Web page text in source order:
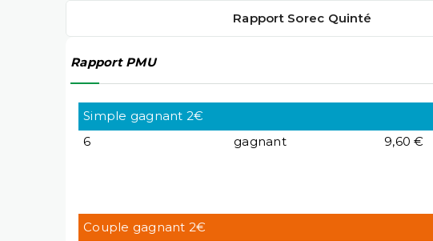
Rapport Sorec Quinté
Rapport PMU
Simple gagnant 2€
6
gagnant 9,60 €
Couple gagnant 2€